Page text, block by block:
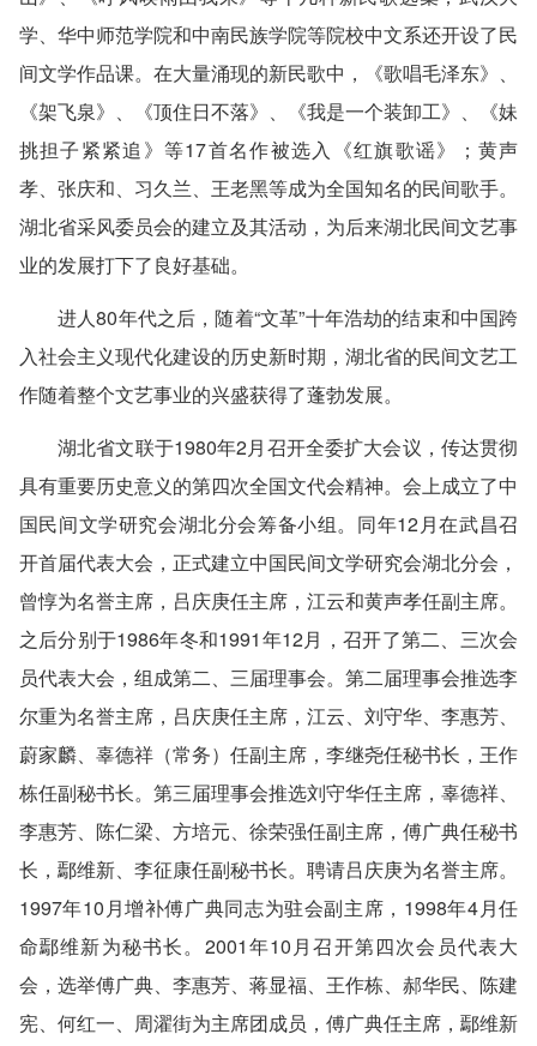
学、华中师范学院和中南民族学院等院校中文系还开设了民
间文学作品课。在大量涌现的新民歌中，《歌唱毛泽东》、
《架飞泉》、《顶住日不落》、《我是一个装卸工》、《妹
挑担子紧紧追》等17首名作被选入《红旗歌谣》；黄声
孝、张庆和、习久兰、王老黑等成为全国知名的民间歌手。
湖北省采风委员会的建立及其活动，为后来湖北民间文艺事
业的发展打下了良好基础。
进人80年代之后，随着“文革”十年浩劫的结束和中国跨
入社会主义现代化建设的历史新时期，湖北省的民间文艺工
作随着整个文艺事业的兴盛获得了蓬勃发展。
湖北省文联于1980年2月召开全委扩大会议，传达贯彻
具有重要历史意义的第四次全国文代会精神。会上成立了中
国民间文学研究会湖北分会筹备小组。同年12月在武昌召
开首届代表大会，正式建立中国民间文学研究会湖北分会，
曾惇为名誉主席，吕庆庚任主席，江云和黄声孝任副主席。
之后分别于1986年冬和1991年12月，召开了第二、三次会
员代表大会，组成第二、三届理事会。第二届理事会推选李
尔重为名誉主席，吕庆庚任主席，江云、刘守华、李惠芳、
蔚家麟、辜德祥（常务）任副主席，李继尧任秘书长，王作
栋任副秘书长。第三届理事会推选刘守华任主席，辜德祥、
李惠芳、陈仁梁、方培元、徐荣强任副主席，傅广典任秘书
长，鄢维新、李征康任副秘书长。聘请吕庆庚为名誉主席。
1997年10月增补傅广典同志为驻会副主席，1998年4月任
命鄢维新为秘书长。2001年10月召开第四次会员代表大
会，选举傅广典、李惠芳、蒋显福、王作栋、郝华民、陈建
宪、何红一、周濯街为主席团成员，傅广典任主席，鄢维新